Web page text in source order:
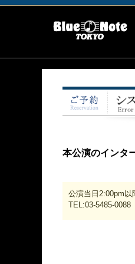
本公演のインタ
公演当日2:00pm以
TEL:03-5485-0088